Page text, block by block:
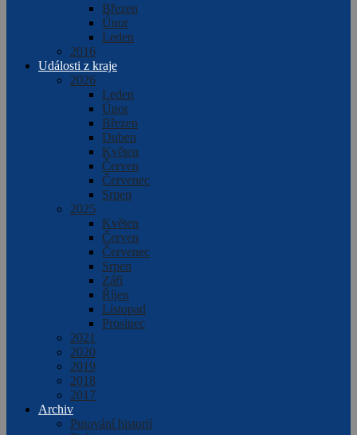
Březen
Únor
Leden
2016
Události z kraje
2026
Leden
Únor
Březen
Duben
Květen
Červen
Červenec
Srpen
2025
Květen
Červen
Červenec
Srpen
Září
Říjen
Listopad
Prosinec
2021
2020
2019
2018
2017
Archiv
Putování historií